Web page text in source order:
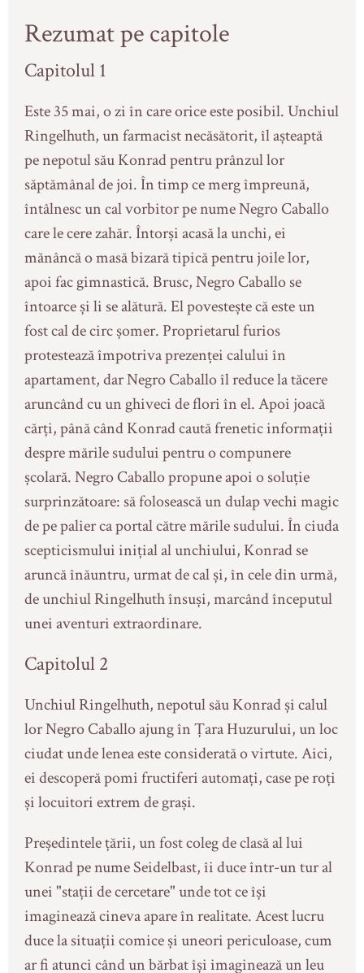
Rezumat pe capitole
Capitolul 1
Este 35 mai, o zi în care orice este posibil. Unchiul
Ringelhuth, un farmacist necăsătorit, îl așteaptă
pe nepotul său Konrad pentru prânzul lor
săptămânal de joi. În timp ce merg împreună,
întâlnesc un cal vorbitor pe nume Negro Caballo
care le cere zahăr. Întorși acasă la unchi, ei
mănâncă o masă bizară tipică pentru joile lor,
apoi fac gimnastică. Brusc, Negro Caballo se
întoarce și li se alătură. El povestește că este un
fost cal de circ șomer. Proprietarul furios
protestează împotriva prezenței calului în
apartament, dar Negro Caballo îl reduce la tăcere
aruncând cu un ghiveci de flori în el. Apoi joacă
cărți, până când Konrad caută frenetic informații
despre mările sudului pentru o compunere
școlară. Negro Caballo propune apoi o soluție
surprinzătoare: să folosească un dulap vechi magic
de pe palier ca portal către mările sudului. În ciuda
scepticismului inițial al unchiului, Konrad se
aruncă înăuntru, urmat de cal și, în cele din urmă,
de unchiul Ringelhuth însuși, marcând începutul
unei aventuri extraordinare.
Capitolul 2
Unchiul Ringelhuth, nepotul său Konrad și calul
lor Negro Caballo ajung în Țara Huzurului, un loc
ciudat unde lenea este considerată o virtute. Aici,
ei descoperă pomi fructiferi automați, case pe roți
și locuitori extrem de grași.
Președintele țării, un fost coleg de clasă al lui
Konrad pe nume Seidelbast, îi duce într-un tur al
unei "stații de cercetare" unde tot ce își
imaginează cineva apare în realitate. Acest lucru
duce la situații comice și uneori periculoase, cum
ar fi atunci când un bărbat își imaginează un leu